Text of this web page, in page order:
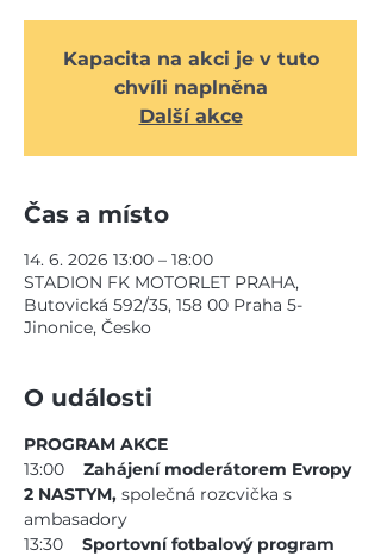
Kapacita na akci je v tuto
chvíli naplněna
Další akce
Čas a místo
14. 6. 2026 13:00 – 18:00
STADION FK MOTORLET PRAHA,
Butovická 592/35, 158 00 Praha 5-
Jinonice, Česko
O události
PROGRAM AKCE
13:00 Zahájení moderátorem Evropy
2 NASTYM, společná rozcvička s
ambasadory
13:30 Sportovní fotbalový program